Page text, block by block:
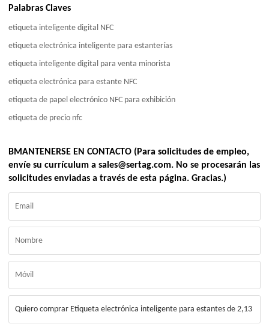
Palabras Claves
etiqueta inteligente digital NFC
etiqueta electrónica inteligente para estanterías
etiqueta inteligente digital para venta minorista
etiqueta electrónica para estante NFC
etiqueta de papel electrónico NFC para exhibición
etiqueta de precio nfc
BMANTENERSE EN CONTACTO (Para solicitudes de empleo,
envíe su currículum a sales@sertag.com. No se procesarán las
solicitudes enviadas a través de esta página. Gracias.)